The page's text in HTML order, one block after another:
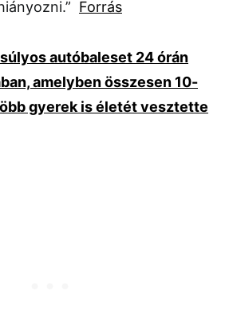
Forrás
autóbaleset 24 órán
amelyben összesen 10-
gyerek is életét vesztette